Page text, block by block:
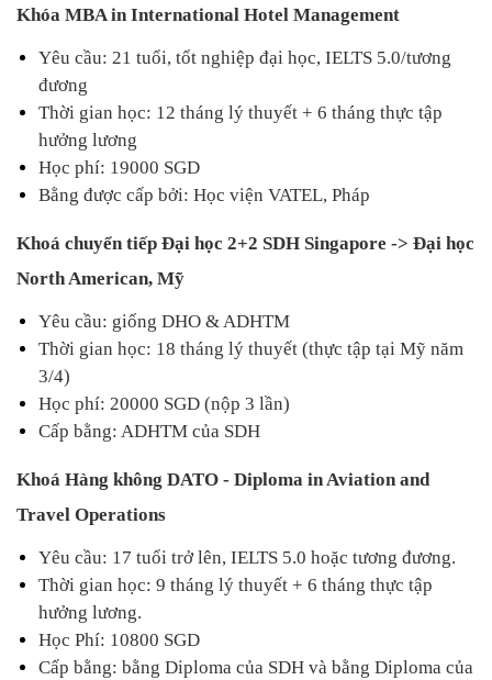
Khóa MBA in International Hotel Management
Yêu cầu: 21 tuổi, tốt nghiệp đại học, IELTS 5.0/tương
đương
Thời gian học: 12 tháng lý thuyết + 6 tháng thực tập
hưởng lương
Học phí: 19000 SGD
Bằng được cấp bởi: Học viện VATEL, Pháp
Khoá chuyển tiếp Đại học 2+2 SDH Singapore -> Đại học
North American, Mỹ
Yêu cầu: giống DHO & ADHTM
Thời gian học: 18 tháng lý thuyết (thực tập tại Mỹ năm
3/4)
Học phí: 20000 SGD (nộp 3 lần)
Cấp bằng: ADHTM của SDH
Khoá Hàng không DATO - Diploma in Aviation and
Travel Operations
Yêu cầu: 17 tuổi trở lên, IELTS 5.0 hoặc tương đương.
Thời gian học: 9 tháng lý thuyết + 6 tháng thực tập
hưởng lương.
Học Phí: 10800 SGD
Cấp bằng: bằng Diploma của SDH và bằng Diploma của